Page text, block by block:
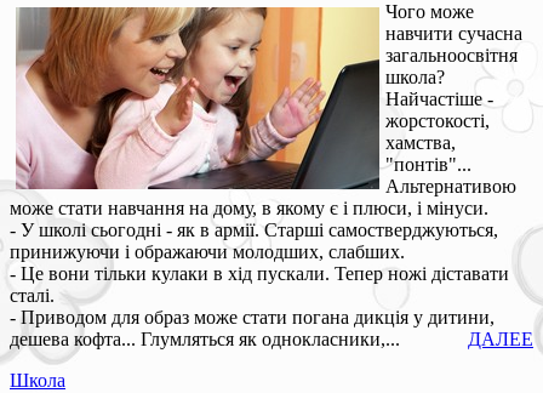
Чого може
навчити сучасна
загальноосвітня
школа?
Найчастіше -
жорстокості,
хамства,
"понтів"...
Альтернативою
може стати навчання на дому, в якому є і плюси, і мінуси.
- У школі сьогодні - як в армії. Старші самостверджуються,
принижуючи і ображаючи молодших, слабших.
- Це вони тільки кулаки в хід пускали. Тепер ножі діставати
сталі.
- Приводом для образ може стати погана дикція у дитини,
дешева кофта... Глумляться як однокласники,...
ДАЛЕЕ
Школа